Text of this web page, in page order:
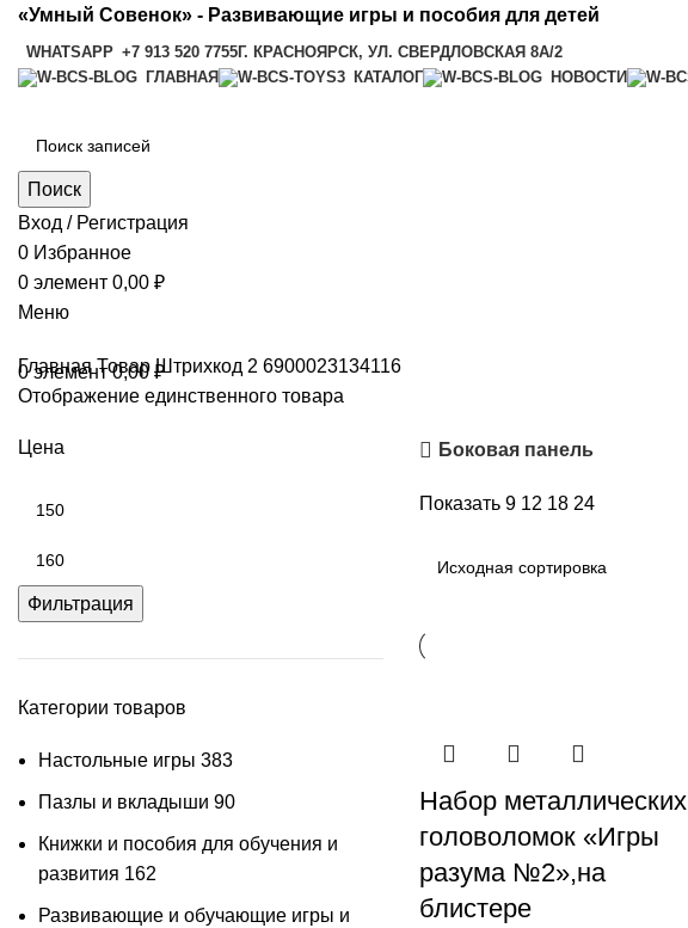
«Умный Совенок» - Развивающие игры и пособия для детей
WHATSAPP +7 913 520 7755Г. КРАСНОЯРСК, УЛ. СВЕРДЛОВСКАЯ 8А/2
ГЛАВНАЯ
КАТАЛОГ НОВОСТИ
Поиск
Вход / Регистрация
0 Избранное
0 элемент 0,00 ₽
Меню
0элемент 0,00₽
ГлавнаяТовар Штрихкод 2 6900023134116
Отображение единственного товара
Цена
Фильтрация
Категории товаров
Настольные игры 383
Пазлы и вкладыши 90
Книжки и пособия для обучения и
развития 162
Развивающие и обучающие игры и
Боковая панель
Показать 9 12 18 24
Набор металлических
головоломок «Игры
разума №2»,на
блистере